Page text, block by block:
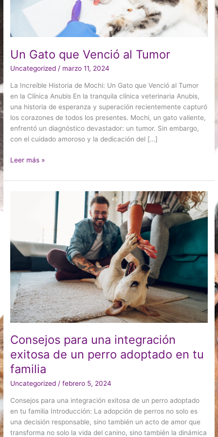
Un Gato que Venció al Tumor
Uncategorized / marzo 11, 2024
La Increíble Historia de Mochi: Un Gato que Venció al Tumor
en la Clínica Anubis En la tranquila clínica veterinaria Anubis,
una historia de esperanza y superación recientemente capturó
los corazones de todos los presentes. Mochi, un gato valiente,
enfrentó un diagnóstico devastador: un tumor. Sin embargo,
con el cuidado amoroso y la dedicación del […]
Leer más »
Consejos para una integración
exitosa de un perro adoptado en tu
familia
Uncategorized /febrero 5, 2024
Consejos para una integración exitosa de un perro adoptado
en tu familia Introducción: La adopción de perros no solo es
una decisión responsable, sino también un acto de amor que
transforma no solo la vida del canino, sino también la dinámica
integración
exitosa
de
perro
adoptado
en
tu
familia